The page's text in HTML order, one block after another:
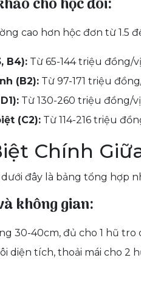
cao hơn hộc đơn từ 1.5
B4): Từ 65-144 triệu đồng/
(B2): Từ 97-171 triệu
Từ 130-260 triệu đồng/
(C2): Từ 114-216 triệu
Chính
dưới đây là bảng tổng hợp
không gian:
30-40cm, đủ cho 1 hũ tro
diện tích, thoải mái cho 2